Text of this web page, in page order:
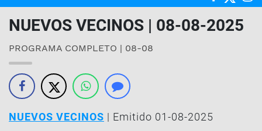
NUEVOS VECINOS | 08-08-2025
PROGRAMA COMPLETO | 08-08
NUEVOS VECINOS | Emitido 01-08-2025